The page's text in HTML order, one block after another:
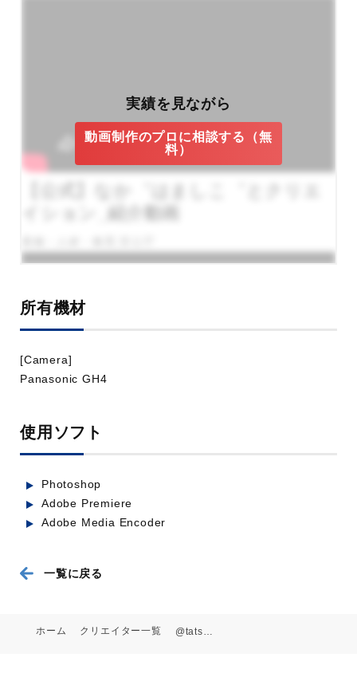
実績を見ながら
動画制作のプロに相談する（無
料）
イション_紹介動画
所有機材
[Camera]
Panasonic GH4
使用ソフト
Photoshop
Adobe Premiere
Adobe Media Encoder
一覧に戻る
ホーム クリエイター一覧 @tatsuyatakahashi